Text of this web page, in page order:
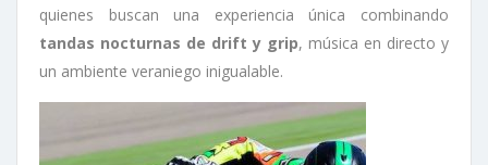
quienes buscan una experiencia única combinando
tandas nocturnas de drift y grip, música en directo y
un ambiente veraniego inigualable.